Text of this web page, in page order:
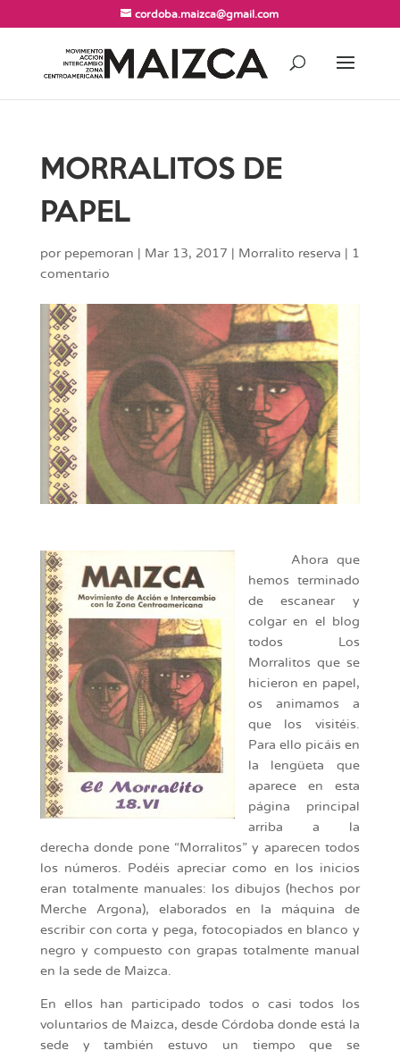
cordoba.maizca@gmail.com
MORRALITOS DE
PAPEL
por pepemoran Mar 13, 2017 Morralito reserva
1
comentario
Ahora que
hemos terminado
de escanear y
colgar en el blog
todos Los
Morralitos que se
hicieron en papel,
os animamos a
que los visitéis.
Para ello picáis en
la lengüeta que
aparece en esta
página principal
arriba a la
derecha donde pone “Morralitos” y aparecen todos
los números. Podéis apreciar como en los inicios
eran totalmente manuales: los dibujos (hechos por
Merche Argona), elaborados en la máquina de
escribir con corta y pega, fotocopiados en blanco y
negro y compuesto con grapas totalmente manual
en la sede de Maizca.
En ellos han participado todos o casi todos los
voluntarios de Maizca, desde Córdoba donde está la
sede y también estuvo un tiempo que se